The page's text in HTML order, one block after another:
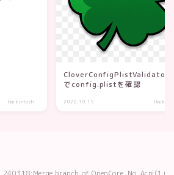
Hackintosh
でconfig.plistを確認
2020.10.19
240318:Merge branch of